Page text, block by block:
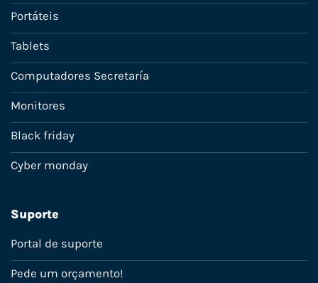
Portáteis
Tablets
Computadores Secretaría
Monitores
Black friday
Cyber monday
Suporte
Portal de suporte
Pede um orçamento!